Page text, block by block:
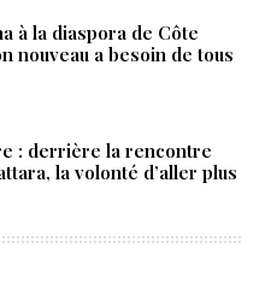
à la diaspora de Côte
nouveau a besoin de tous
: derrière la rencontre
la volonté d’aller plus